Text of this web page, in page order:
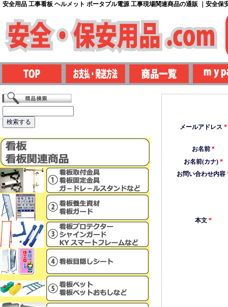
安全用品 工事看板 ヘルメット ポータブル電源 工事現場関連商品の通販 ｜安全保
メールアドレス *
お名前*
お名前(カナ)*
お問い合わせ内容
本文*